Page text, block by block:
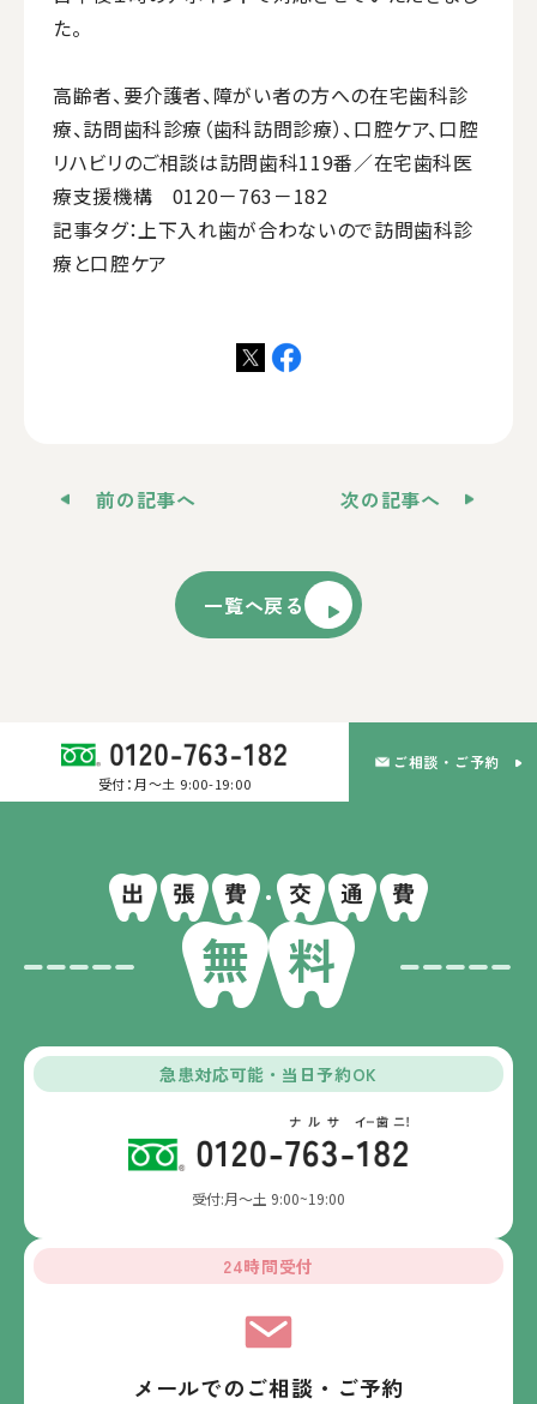
た。
高齢者、要介護者、障がい者の方への在宅歯科診
療、訪問歯科診療（歯科訪問診療）、口腔ケア、口腔
リハビリのご相談は訪問歯科119番／在宅歯科医
療支援機構 0120－763－182
記事タグ：上下入れ歯が合わないので訪問歯科診
療と口腔ケア
前の記事へ
一覧へ戻る
次の記事へ
受付：月～土 9:00-19:00
ご相談・ご予約
無 料
急患対応可能・当日予約OK
受付:月～土 9:00~19:00
24時間受付
メールでのご相談・ご予約